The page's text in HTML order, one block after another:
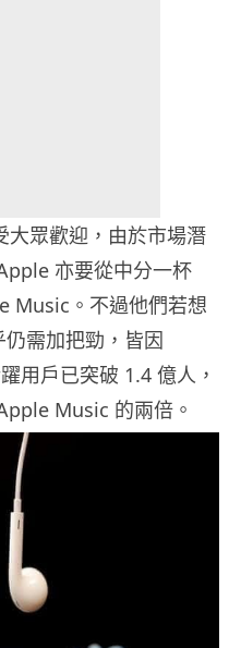
大眾歡迎，由於市場潛
亦要從中分一杯
Music。不過他們若想
需加把勁，皆因
用戶已突破 1.4 億人，
Music 的兩倍。